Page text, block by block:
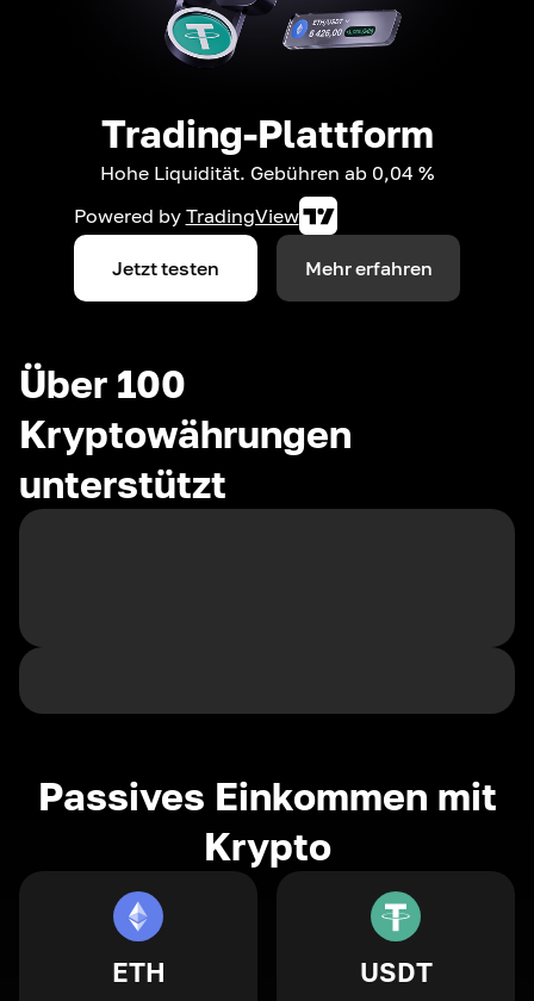
Trading-Plattform
Hohe Liquidität. Gebühren ab 0,04 %
Powered by TradingView
Jetzt testen Mehr erfahren
Über 100
Kryptowährungen
unterstützt
Passives Einkommen mit
Krypto
ETH USDT